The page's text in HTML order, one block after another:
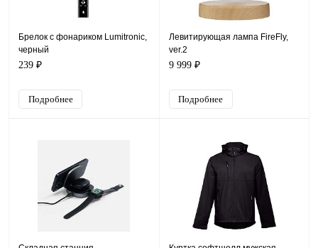
Брелок с фонариком Lumitronic,
черный
239 ₽
Подробнее
Левитирующая лампа FireFly,
ver.2
9 999 ₽
Подробнее